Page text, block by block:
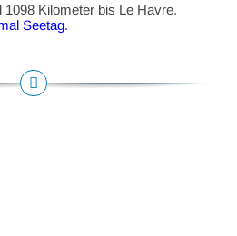
Kilometer bis Le Havre.
Seetag.